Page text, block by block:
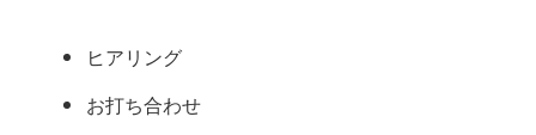
ヒアリング
お打ち合わせ